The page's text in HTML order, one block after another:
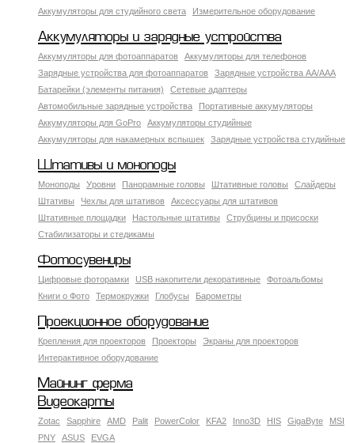
Аккумуляторы для студийного света
Измерительное оборудование
Аккумуляторы и зарядные устройства
Аккумуляторы для фотоаппаратов
Аккумуляторы для телефонов
Зарядные устройства для фотоаппаратов
Зарядные устройства AA/AAA
Батарейки (элементы питания)
Сетевые адаптеры
Автомобильные зарядные устройства
Портативные аккумуляторы
Аккумуляторы для GoPro
Аккумуляторы студийные
Аккумуляторы для накамерных вспышек
Зарядные устройства студийные
Штативы и моноподы
Моноподы Уровни Панорамные головы Штативные головы
Слайдеры
Штативы
Чехлы для штативов
Аксессуары для штативов
Штативные площадки
Настольные штативы
Струбцины и присоски
Стабилизаторы и стедикамы
Фотосувениры
Цифровые фоторамки USB накопители декоративные
Фотоальбомы
Книги о Фото
Термокружки Глобусы Барометры
Проекционное оборудование
Крепления для проекторов Проекторы
Экраны для проекторов
Интерактивное оборудование
Майнинг ферма
Видеокарты
Zotac Sapphire AMD Palit PowerColor KFA2 Inno3D HIS GigaByte
MSI
PNY
ASUS EVGA